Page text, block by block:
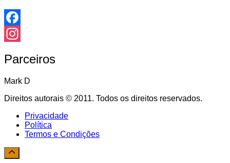
Facebook
Parceiros
Mark D
Direitos autorais © 2011. Todos os direitos reservados.
Privacidade
Política
Termos e Condições